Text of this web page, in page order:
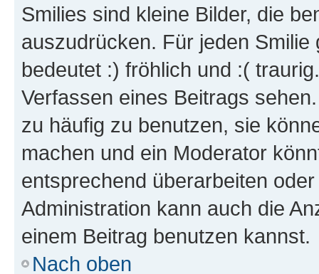
Smilies sind kleine Bilder, die
auszudrücken. Für jeden
bedeutet :) fröhlich und :(
Verfassen eines Beitrags
zu häufig zu benutzen, sie
machen und ein Moderator
entsprechend überarbeiten
Administration kann auch die
einem Beitrag benutzen kannst.
Nach oben